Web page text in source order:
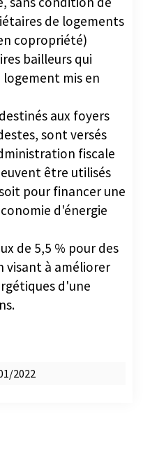
de logements
copropriété)
bailleurs qui
mis en
aux foyers
sont versés
fiscale
être utilisés
pour financer une
d'énergie
de 5,5 % pour des
visant à améliorer
d'une
2022